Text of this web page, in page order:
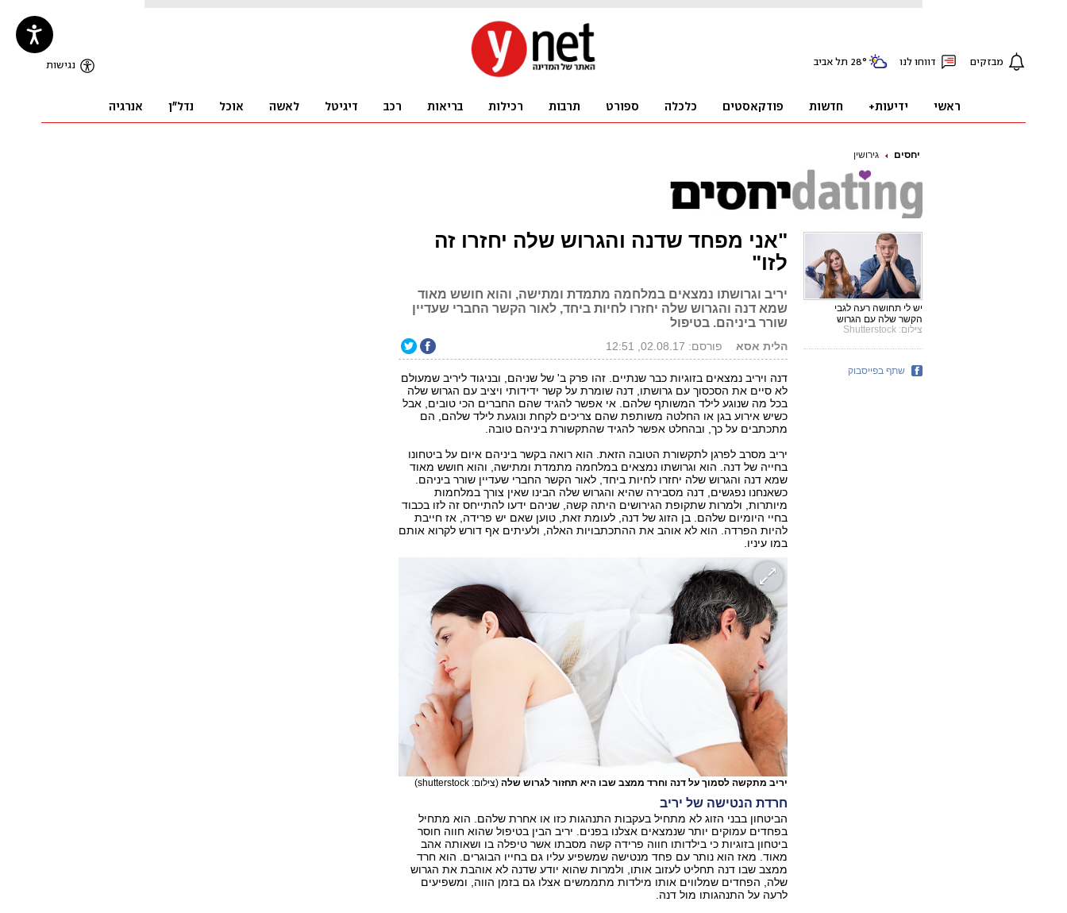
יחסים גירושין
"אני מפחד שדנה והגרוש שלה יחזרו זה
לזו"
יריב וגרושתו נמצאים במלחמה מתמדת ומתישה, והוא חושש מאוד
שמא דנה והגרוש שלה יחזרו לחיות ביחד, לאור הקשר החברי שעדיין
שורר ביניהם. בטיפול
הלית אסא פורסם: 02.08.17, 12:51
דנה ויריב נמצאים בזוגיות כבר שנתיים. זהו פרק ב' של שניהם, ובניגוד ליריב שמעולם
לא סיים את הסכסוך עם גרושתו, דנה שומרת על קשר ידידותי ויציב עם הגרוש שלה
בכל מה שנוגע לילד המשותף שלהם. אי אפשר להגיד שהם החברים הכי טובים, אבל
כשיש אירוע בגן או החלטה משותפת שהם צריכים לקחת ונוגעת לילד שלהם, הם
מתכתבים על כך, ובהחלט אפשר להגיד שהתקשורת ביניהם טובה.
יריב מסרב לפרגן לתקשורת הטובה הזאת. הוא רואה בקשר ביניהם איום על ביטחונו
בחייה של דנה. הוא וגרושתו נמצאים במלחמה מתמדת ומתישה, והוא חושש מאוד
שמא דנה והגרוש שלה יחזרו לחיות ביחד, לאור הקשר החברי שעדיין שורר ביניהם.
כשאנחנו נפגשים, דנה מסבירה שהיא והגרוש שלה הבינו שאין צורך במלחמות
מיותרות, ולמרות שתקופת הגירושים היתה קשה, שניהם ידעו להתייחס זה לזו בכבוד
בחיי היומיום שלהם. בן הזוג של דנה, לעומת זאת, טוען שאם יש פרידה, אז חייבת
להיות הפרדה. הוא לא אוהב את ההתכתבויות האלה, ולעיתים אף דורש לקרוא אותם
במו עיניו.
יריב מתקשה לסמוך על דנה וחרד ממצב שבו היא תחזור לגרוש שלה (צילום: shutterstock)
חרדת הנטישה של יריב
הביטחון בבני הזוג לא מתחיל בעקבות התנהגות כזו או אחרת שלהם. הוא מתחיל
בפחדים עמוקים יותר שנמצאים אצלנו בפנים. יריב הבין בטיפול שהוא חווה חוסר
ביטחון בזוגיות כי בילדותו חווה פרידה קשה מסבתו אשר טיפלה בו ושאותה אהב
מאוד. מאז הוא נותר עם פחד מנטישה שמשפיע עליו גם בחייו הבוגרים. הוא חרד
ממצב שבו דנה תחליט לעזוב אותו, ולמרות שהוא יודע שדנה לא אוהבת את הגרוש
שלה, הפחדים שמלווים אותו מילדות מתממשים אצלו גם בזמן הווה, ומשפיעים
לרעה על התנהגותו מול דנה.
יש לי תחושה רעה לגבי
הקשר שלה עם הגרוש
צילום: Shutterstock
שתף בפייסבוק